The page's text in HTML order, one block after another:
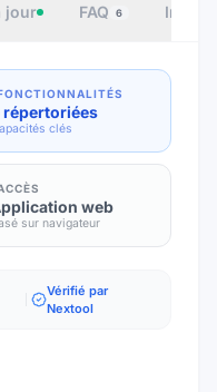
jour FAQ 6
répertoriées
clés
web
sur navigateur
Vérifié par
Nextool